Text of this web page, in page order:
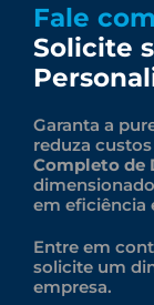
Fale
Solicite
Garanta a
reduza
Completo de
em eficiência
Entre em
solicite um
empresa.